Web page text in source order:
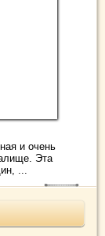
и очень
Эта
...